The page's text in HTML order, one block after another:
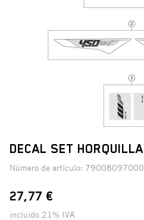
DECAL SET HORQUILLA
Número de artículo: 79008097000
27,77 €
incluido 21% IVA